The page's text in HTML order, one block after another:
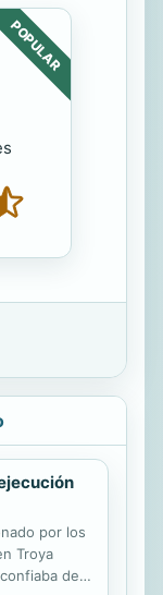
POPULAR
por los
Troya
de